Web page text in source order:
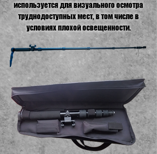
используется для визуального осмотра
труднодоступных мест, в том числе в
условиях плохой освещенности.